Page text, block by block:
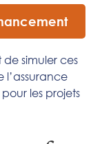
simuler ces
l’assurance
les projets